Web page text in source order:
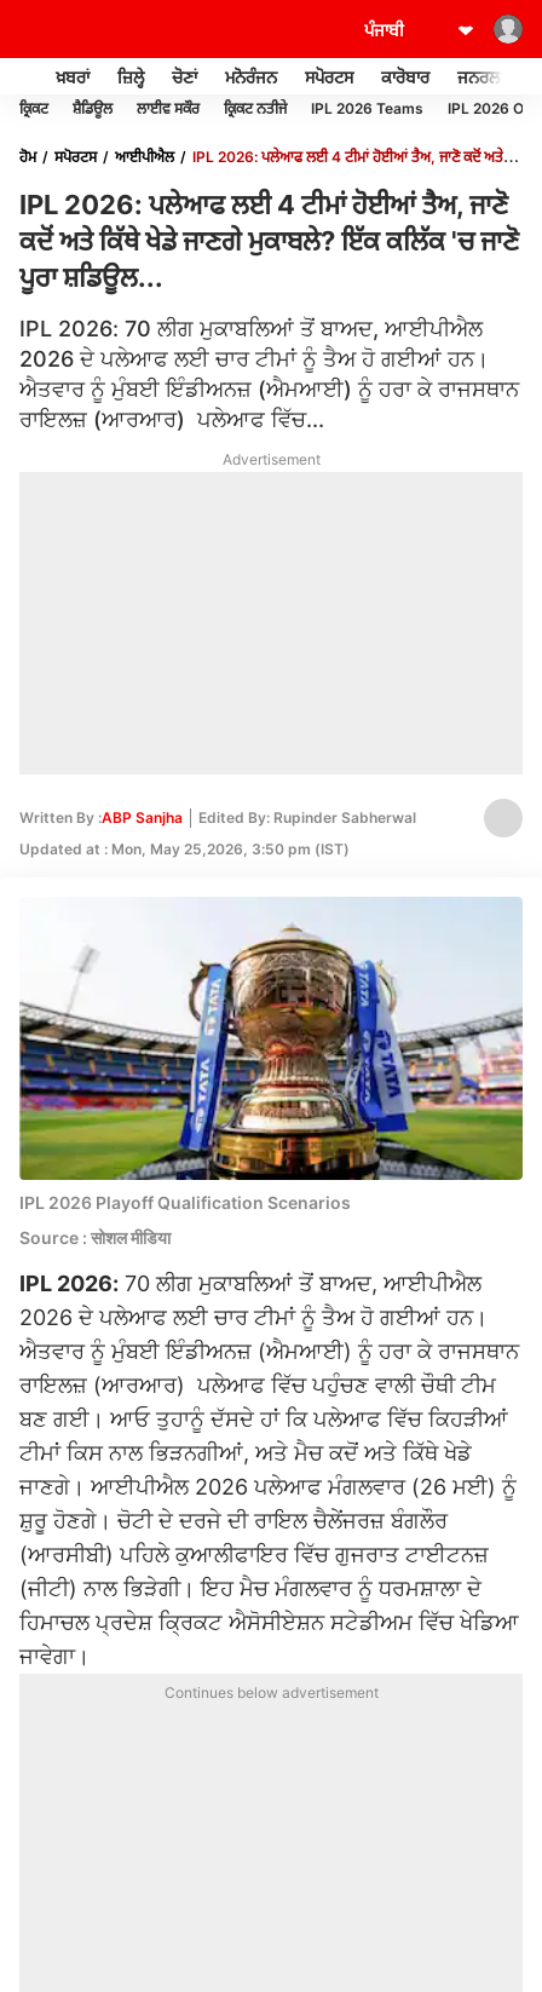
ਖ਼ਬਰਾਂ ਜ਼ਿਲ੍ਹੇ ਚੋਣਾਂ ਮਨੋਰੰਜਨ ਸਪੋਰਟਸ ਕਾਰੋਬਾਰ ਜਨਰਲ ਨੌਲਜ
ਕ੍ਰਿਕਟ ਸ਼ੈਡਿਊਲ ਲਾਈਵ ਸਕੌਰ ਕ੍ਰਿਕਟ ਨਤੀਜੇ IPL 2026 Teams IPL 2026
ਹੋਮ ਸਪੋਰਟਸ ਆਈਪੀਐਲ
IPL 2026: ਪਲੇਆਫ ਲਈ 4 ਟੀਮਾਂ ਹੋਈਆਂ ਤੈਅ, ਜਾਣੋ ਕਦੋਂ ਅਤੇ
IPL 2026: ਪਲੇਆਫ ਲਈ 4 ਟੀਮਾਂ ਹੋਈਆਂ ਤੈਅ, ਜਾਣੋ
ਕਦੋਂ ਅਤੇ ਕਿੱਥੇ ਖੇਡੇ ਜਾਣਗੇ ਮੁਕਾਬਲੇ? ਇੱਕ ਕਲਿੱਕ 'ਚ ਜਾਣੋ
ਪੂਰਾ ਸ਼ਡਿਊਲ...
IPL 2026: 70 ਲੀਗ ਮੁਕਾਬਲਿਆਂ ਤੋਂ ਬਾਅਦ, ਆਈਪੀਐਲ
2026 ਦੇ ਪਲੇਆਫ ਲਈ ਚਾਰ ਟੀਮਾਂ ਨੂੰ ਤੈਅ ਹੋ ਗਈਆਂ ਹਨ।
ਐਤਵਾਰ ਨੂੰ ਮੁੰਬਈ ਇੰਡੀਅਨਜ਼ (ਐਮਆਈ) ਨੂੰ ਹਰਾ ਕੇ ਰਾਜਸਥਾਨ
ਰਾਇਲਜ਼ (ਆਰਆਰ) ਪਲੇਆਫ ਵਿੱਚ...
Advertisement
Written By :ABP Sanjha
Edited By: Rupinder Sabherwal
Updated at : Mon, May 25,2026, 3:50 pm (IST)
IPL 2026 Playoff Qualification Scenarios
Source : सोशल मीडिया
IPL 2026: 70 ਲੀਗ ਮੁਕਾਬਲਿਆਂ ਤੋਂ ਬਾਅਦ, ਆਈਪੀਐਲ
2026 ਦੇ ਪਲੇਆਫ ਲਈ ਚਾਰ ਟੀਮਾਂ ਨੂੰ ਤੈਅ ਹੋ ਗਈਆਂ ਹਨ।
ਐਤਵਾਰ ਨੂੰ ਮੁੰਬਈ ਇੰਡੀਅਨਜ਼ (ਐਮਆਈ) ਨੂੰ ਹਰਾ ਕੇ ਰਾਜਸਥਾਨ
ਰਾਇਲਜ਼ (ਆਰਆਰ) ਪਲੇਆਫ ਵਿੱਚ ਪਹੁੰਚਣ ਵਾਲੀ ਚੌਥੀ ਟੀਮ
ਬਣ ਗਈ। ਆਓ ਤੁਹਾਨੂੰ ਦੱਸਦੇ ਹਾਂ ਕਿ ਪਲੇਆਫ ਵਿੱਚ ਕਿਹੜੀਆਂ
ਟੀਮਾਂ ਕਿਸ ਨਾਲ ਭਿੜਨਗੀਆਂ, ਅਤੇ ਮੈਚ ਕਦੋਂ ਅਤੇ ਕਿੱਥੇ ਖੇਡੇ
ਜਾਣਗੇ। ਆਈਪੀਐਲ 2026 ਪਲੇਆਫ ਮੰਗਲਵਾਰ (26 ਮਈ) ਨੂੰ
ਸ਼ੁਰੂ ਹੋਣਗੇ। ਚੋਟੀ ਦੇ ਦਰਜੇ ਦੀ ਰਾਇਲ ਚੈਲੇਂਜਰਜ਼ ਬੰਗਲੌਰ
(ਆਰਸੀਬੀ) ਪਹਿਲੇ ਕੁਆਲੀਫਾਇਰ ਵਿੱਚ ਗੁਜਰਾਤ ਟਾਈਟਨਜ਼
(ਜੀਟੀ) ਨਾਲ ਭਿੜੇਗੀ। ਇਹ ਮੈਚ ਮੰਗਲਵਾਰ ਨੂੰ ਧਰਮਸ਼ਾਲਾ ਦੇ
ਹਿਮਾਚਲ ਪ੍ਰਦੇਸ਼ ਕ੍ਰਿਕਟ ਐਸੋਸੀਏਸ਼ਨ ਸਟੇਡੀਅਮ ਵਿੱਚ ਖੇਡਿਆ
ਜਾਵੇਗਾ।
Continues below advertisement